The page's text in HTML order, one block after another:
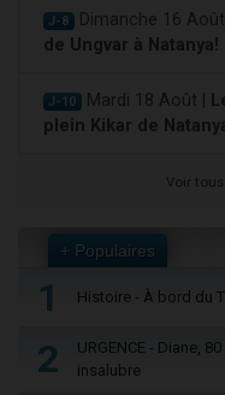
J-8 Dimanche 16 Août
de Ungvar à Natanya!
J-10 Mardi 18 Août |
plein Kikar de
Voir
+ Populaires
1 Histoire - À bord du
2
URGENCE - Diane,
insalubre